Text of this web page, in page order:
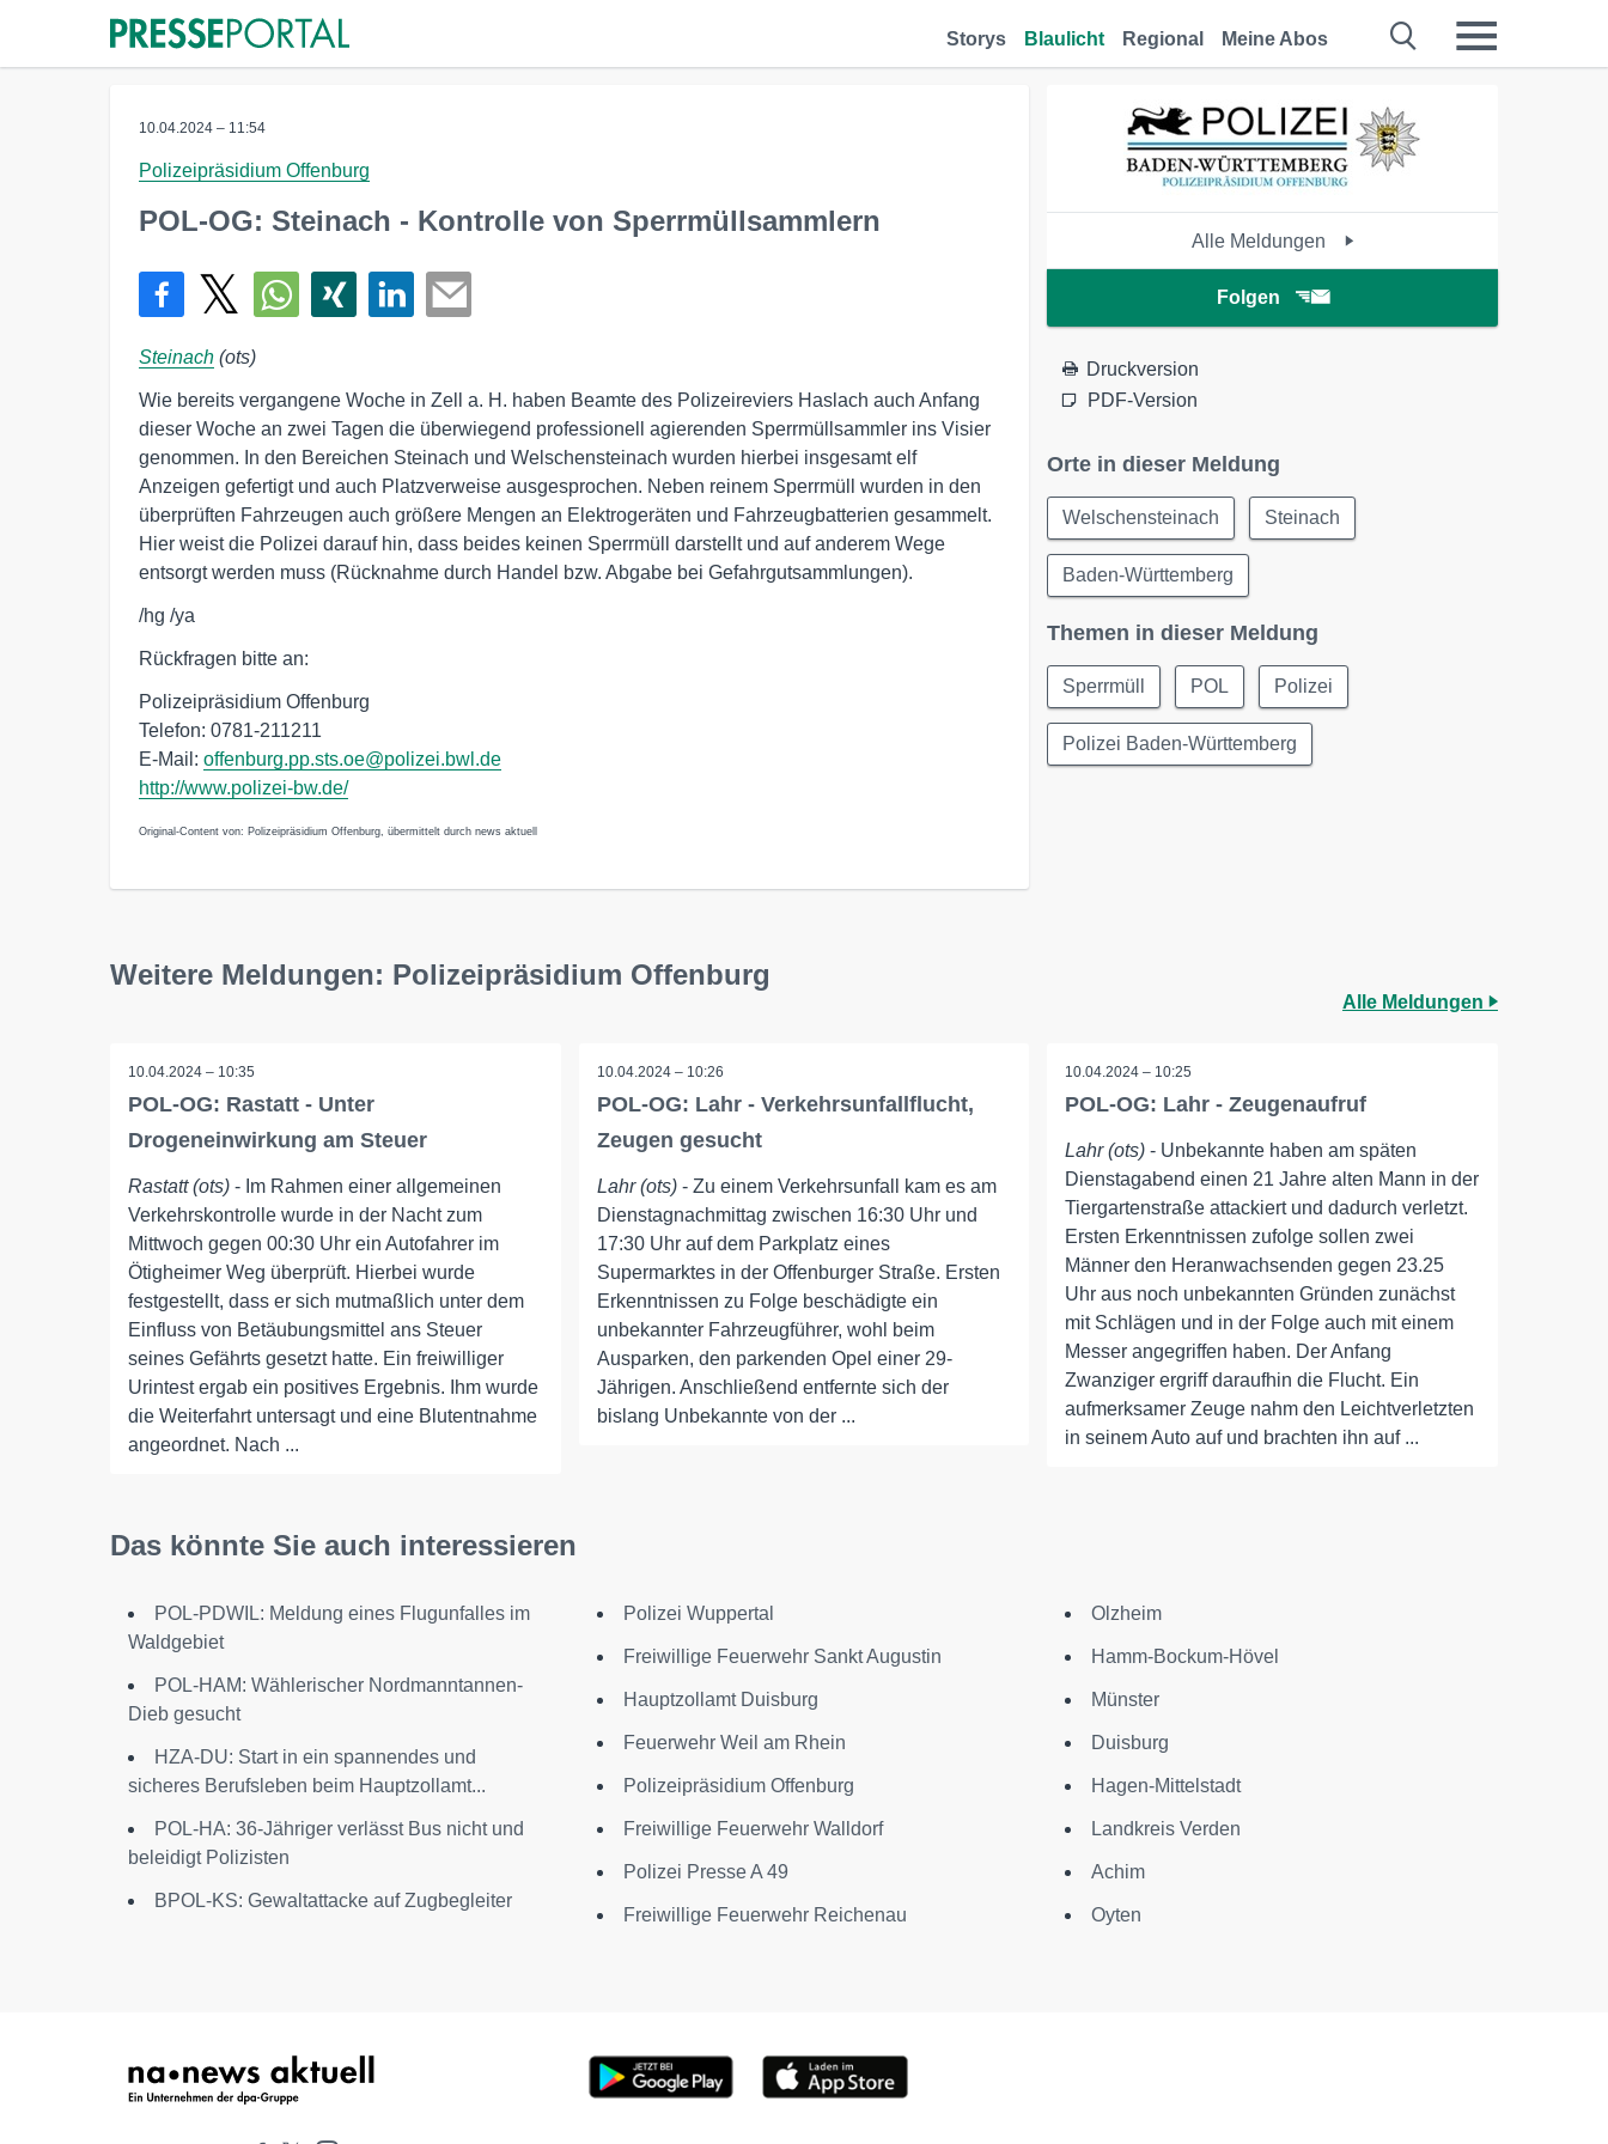
Storys Blaulicht Regional Meine Abos
10.04.2024 – 11:54
Polizeipräsidium Offenburg
POL-OG: Steinach - Kontrolle von Sperrmüllsammlern
Steinach (ots)
Wie bereits vergangene Woche in Zell a. H. haben Beamte des Polizeireviers Haslach auch Anfang
dieser Woche an zwei Tagen die überwiegend professionell agierenden Sperrmüllsammler ins Visier
genommen. In den Bereichen Steinach und Welschensteinach wurden hierbei insgesamt elf
Anzeigen gefertigt und auch Platzverweise ausgesprochen. Neben reinem Sperrmüll wurden in den
überprüften Fahrzeugen auch größere Mengen an Elektrogeräten und Fahrzeugbatterien gesammelt.
Hier weist die Polizei darauf hin, dass beides keinen Sperrmüll darstellt und auf anderem Wege
entsorgt werden muss (Rücknahme durch Handel bzw. Abgabe bei Gefahrgutsammlungen).
/hg /ya
Rückfragen bitte an:
Polizeipräsidium Offenburg
Telefon: 0781-211211
E-Mail: offenburg.pp.sts.oe@polizei.bwl.de
http://www.polizei-bw.de/
Original-Content von: Polizeipräsidium Offenburg, übermittelt durch news aktuell
Alle Meldungen
Folgen
Druckversion
PDF-Version
Orte in dieser Meldung
Welschensteinach Steinach
Baden-Württemberg
Themen in dieser Meldung
Sperrmüll POL Polizei
Polizei Baden-Württemberg
Weitere Meldungen: Polizeipräsidium Offenburg
Alle Meldungen
10.04.2024 – 10:35
POL-OG: Rastatt - Unter
Drogeneinwirkung am Steuer
Rastatt (ots) - Im Rahmen einer allgemeinen
Verkehrskontrolle wurde in der Nacht zum
Mittwoch gegen 00:30 Uhr ein Autofahrer im
Ötigheimer Weg überprüft. Hierbei wurde
festgestellt, dass er sich mutmaßlich unter dem
Einfluss von Betäubungsmittel ans Steuer
seines Gefährts gesetzt hatte. Ein freiwilliger
Urintest ergab ein positives Ergebnis. Ihm wurde
die Weiterfahrt untersagt und eine Blutentnahme
angeordnet. Nach ...
10.04.2024 – 10:26
POL-OG: Lahr - Verkehrsunfallflucht,
Zeugen gesucht
Lahr (ots)- Zu einem Verkehrsunfall kam es am
Dienstagnachmittag zwischen 16:30 Uhr und
17:30 Uhr auf dem Parkplatz eines
Supermarktes in der Offenburger Straße. Ersten
Erkenntnissen zu Folge beschädigte ein
unbekannter Fahrzeugführer, wohl beim
Ausparken, den parkenden Opel einer 29-
Jährigen. Anschließend entfernte sich der
bislang Unbekannte von der ...
10.04.2024 – 10:25
POL-OG: Lahr - Zeugenaufruf
Lahr (ots) - Unbekannte haben am späten
Dienstagabend einen 21 Jahre alten Mann in der
Tiergartenstraße attackiert und dadurch verletzt.
Ersten Erkenntnissen zufolge sollen zwei
Männer den Heranwachsenden gegen 23.25
Uhr aus noch unbekannten Gründen zunächst
mit Schlägen und in der Folge auch mit einem
Messer angegriffen haben. Der Anfang
Zwanziger ergriff daraufhin die Flucht. Ein
aufmerksamer Zeuge nahm den Leichtverletzten
in seinem Auto auf und brachten ihn auf ...
Das könnte Sie auch interessieren
POL-PDWIL: Meldung eines Flugunfalles im
Waldgebiet
POL-HAM: Wählerischer Nordmanntannen-
Dieb gesucht
HZA-DU: Start in ein spannendes und
sicheres Berufsleben beim Hauptzollamt...
POL-HA: 36-Jähriger verlässt Bus nicht und
beleidigt Polizisten
BPOL-KS: Gewaltattacke auf Zugbegleiter
Polizei Wuppertal
Freiwillige Feuerwehr Sankt Augustin
Hauptzollamt Duisburg
Feuerwehr Weil am Rhein
Polizeipräsidium Offenburg
Freiwillige Feuerwehr Walldorf
Polizei Presse A 49
Freiwillige Feuerwehr Reichenau
Olzheim
Hamm-Bockum-Hövel
Münster
Duisburg
Hagen-Mittelstadt
Landkreis Verden
Achim
Oyten